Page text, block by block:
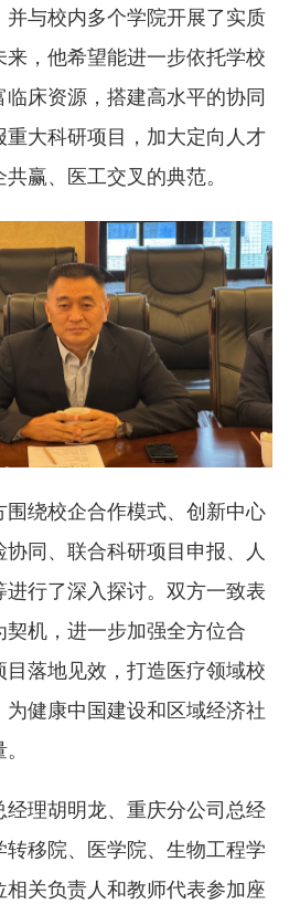
并与校内多个学院开展了实质
，他希望能进一步依托学校
床资源，搭建高水平的协同
大科研项目，加大定向人才
赢、医工交叉的典范。
围绕校企合作模式、创新中心
同、联合科研项目申报、人
行了深入探讨。双方一致表
机，进一步加强全方位合
落地见效，打造医疗领域校
健康中国建设和区域经济社
经理胡明龙、重庆分公司总经
移院、医学院、生物工程学
相关负责人和教师代表参加座